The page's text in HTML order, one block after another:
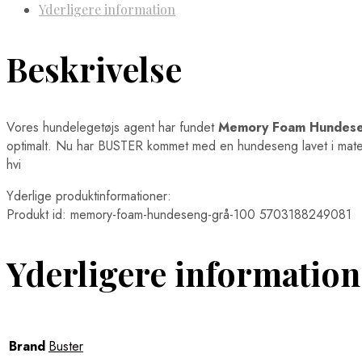
Yderligere information
Beskrivelse
Vores hundelegetøjs agent har fundetMemory Foam
optimalt. Nu har BUSTER kommet med en hundeseng lavet i
hvi
Yderlige produktinformationer:
Produkt id: memory-foam-hundeseng-grå-100 5703188249081
Yderligere information
Brand Buster